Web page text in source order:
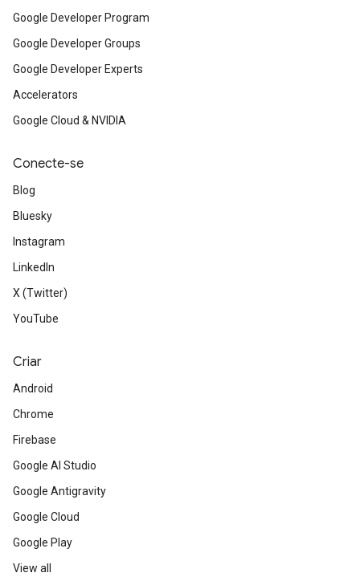
Google Developer Program
Google Developer Groups
Google Developer Experts
Accelerators
Google Cloud & NVIDIA
Conecte-se
Blog
Bluesky
Instagram
LinkedIn
X (Twitter)
YouTube
Criar
Android
Chrome
Firebase
Google AI Studio
Google Antigravity
Google Cloud
Google Play
View all